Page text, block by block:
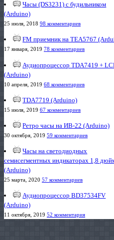
Часы (DS3231) с будильником
(Arduino)
25 июля, 2018 98 комментариев
FM приемник на TEA5767
17 января, 2019 78 комментариев
Аудиопроцессор TDA7419 +
(Arduino)
10 апреля, 2019 68 комментариев
TDA7719 (Arduino)
15 июля, 2019 67 комментариев
Ретро часы на ИВ-22 (Arduino)
30 октября, 2019 59 комментариев
Часы на светодиодных
семисегментных индикаторах 1,8
(Arduino)
25 марта, 2020 57 комментариев
Аудиопроцессор BD37534FV
(Arduino)
11 октября, 2019 52 комментария